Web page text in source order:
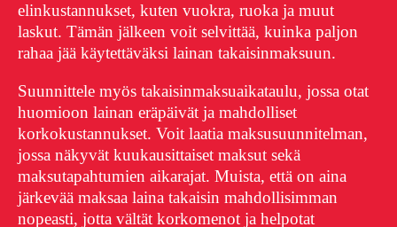
elinkustannukset, kuten vuokra, ruoka ja muut
laskut. Tämän jälkeen voit selvittää, kuinka paljon
rahaa jää käytettäväksi lainan takaisinmaksuun.
Suunnittele myös takaisinmaksuaikataulu, jossa otat
huomioon lainan eräpäivät ja mahdolliset
korkokustannukset. Voit laatia maksusuunnitelman,
jossa näkyvät kuukausittaiset maksut sekä
maksutapahtumien aikarajat. Muista, että on aina
järkevää maksaa laina takaisin mahdollisimman
nopeasti, jotta vältät korkomenot ja helpotat